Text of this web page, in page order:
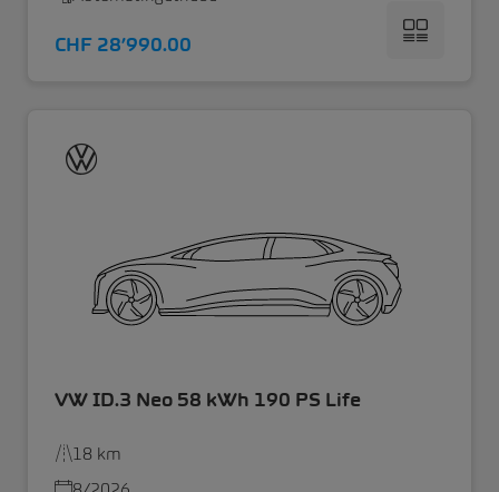
CHF 28’990.00
VW ID.3 Neo 58 kWh 190 PS Life
18 km